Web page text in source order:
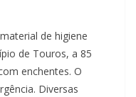
de higiene
de Touros, a 85
enchentes. O
Diversas